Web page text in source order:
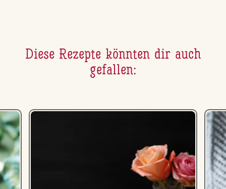
Diese Rezepte könnten dir auch
gefallen: